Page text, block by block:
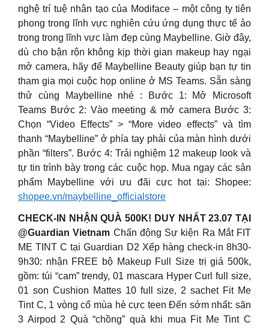
nghệ trí tuệ nhân tạo của Modiface – một công ty tiên
phong trong lĩnh vực nghiên cứu ứng dụng thực tế ảo
trong trong lĩnh vực làm đẹp cùng Maybelline. Giờ đây,
dù cho bận rộn không kịp thời gian makeup hay ngại
mở camera, hãy để Maybelline Beauty giúp bạn tự tin
tham gia mọi cuộc họp online ở MS Teams. Sẵn sàng
thử cùng Maybelline nhé : Bước 1: Mở Microsoft
Teams Bước 2: Vào meeting & mở camera Bước 3:
Chọn “Video Effects” > “More video effects” và tìm
thanh “Maybelline” ở phía tay phải của màn hình dưới
phần “filters”. Bước 4: Trải nghiệm 12 makeup look và
tự tin trình bày trong các cuộc họp. Mua ngay các sản
phẩm Maybelline với ưu đãi cực hot tại: Shopee:
shopee.vn/maybelline_officialstore
CHECK-IN NHẬN QUÀ 500K! DUY NHẤT 23.07 TẠI
@Guardian Vietnam Chấn động Sự kiện Ra Mắt FIT
ME TINT C tại Guardian D2 Xếp hàng check-in 8h30-
9h30: nhận FREE bộ Makeup Full Size trị giá 500k,
gồm: túi “cam” trendy, 01 mascara Hyper Curl full size,
01 son Cushion Mattes 10 full size, 2 sachet Fit Me
Tint C, 1 vòng cổ mùa hè cực teen Đến sớm nhất: săn
3 Airpod 2 Quà “chồng” quà khi mua Fit Me Tint C